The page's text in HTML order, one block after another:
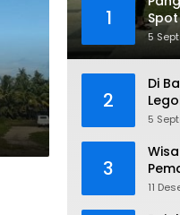
1
5
2
Di
5
3
11